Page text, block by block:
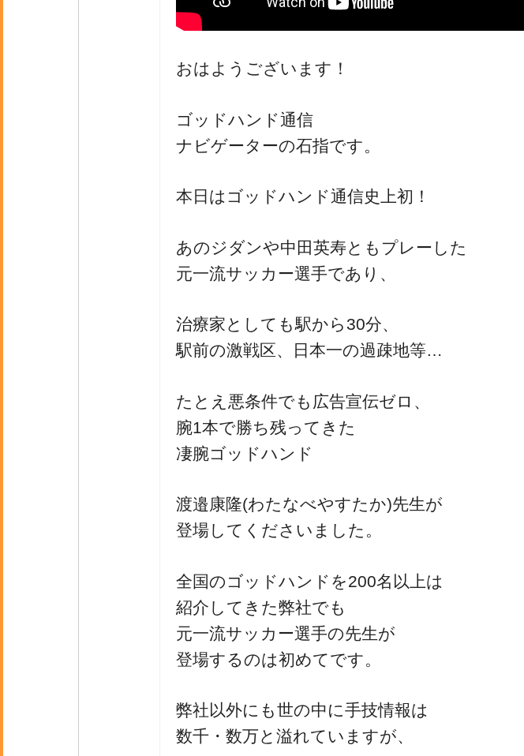
無料映像＆ご案内ページ
首・肩テクニック
おはようございます！
ゴッドハンド通信
ナビゲーターの石指です。
本日はゴッドハンド通信史上初！
あのジダンや中田英寿ともプレーした
元一流サッカー選手であり、
治療家としても駅から30分、
駅前の激戦区、日本一の過疎地等…
たとえ悪条件でも広告宣伝ゼロ、
腕1本で勝ち残ってきた
凄腕ゴッドハンド
渡邉康隆(わたなべやすたか)先生が
登場してくださいました。
全国のゴッドハンドを200名以上は
紹介してきた弊社でも
元一流サッカー選手の先生が
登場するのは初めてです。
弊社以外にも世の中に手技情報は
数千・数万と溢れていますが、